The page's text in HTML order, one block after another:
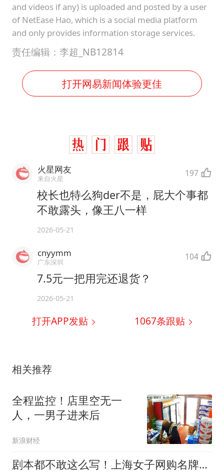
and videos if any) is uploaded and posted by a user
of NetEase Hao, which is a social media platform
and only provides information storage services.
责任编辑：李超_NB12814
打开网易新闻体验更佳
火星网友
来自火星 197
校长也特么狗der不是，屁大个事都
不敢露头，像王八一样
2026-05-21
cnyymm
广东深圳 104
7.5元一把用完还退货？
2026-05-21
打开APP发贴 1067条跟贴
相关推荐
全程监控！店里空无一
人，一男子进来后
新浪财经
剧本都不敢这么写！上海女子网购名牌包，竟是自家失踪那只，辗转 5 次重回上海